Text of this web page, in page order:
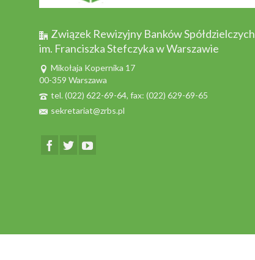
Związek Rewizyjny Banków Spółdzielczych
im. Franciszka Stefczyka w Warszawie
Mikołaja Kopernika 17
00-359 Warszawa
tel. (022) 622-69-64, fax: (022) 629-69-65
sekretariat@zrbs.pl